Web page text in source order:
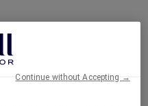
Continue without Accepting →